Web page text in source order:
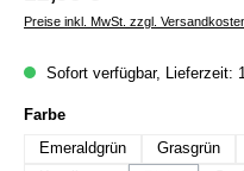
Preise inkl. MwSt. zzgl.
Sofort verfügbar, Lieferzeit:
Farbeauswählen
Emeraldgrün
Grasgrün